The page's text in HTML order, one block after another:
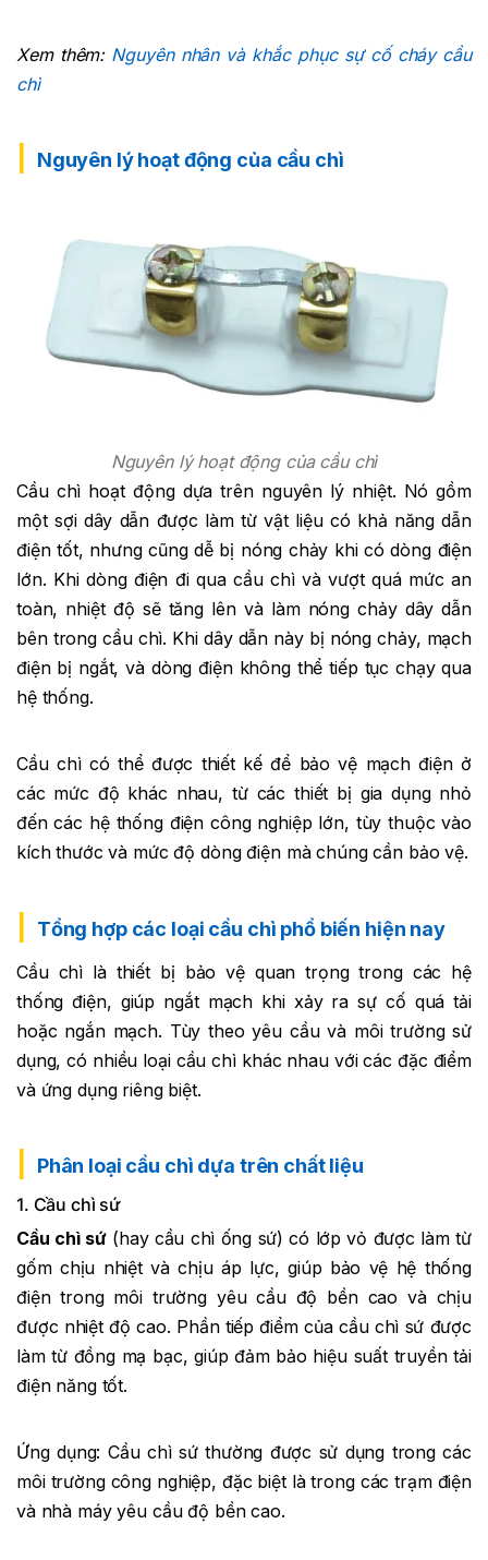
Xem thêm: Nguyên nhân và khắc phục sự cố cháy cầu
chì
Nguyên lý hoạt động của cầu chì
Nguyên lý hoạt động của cầu chì
Cầu chì hoạt động dựa trên nguyên lý nhiệt. Nó gồm
một sợi dây dẫn được làm từ vật liệu có khả năng dẫn
điện tốt, nhưng cũng dễ bị nóng chảy khi có dòng điện
lớn. Khi dòng điện đi qua cầu chì và vượt quá mức an
toàn, nhiệt độ sẽ tăng lên và làm nóng chảy dây dẫn
bên trong cầu chì. Khi dây dẫn này bị nóng chảy, mạch
điện bị ngắt, và dòng điện không thể tiếp tục chạy qua
hệ thống.
Cầu chì có thể được thiết kế để bảo vệ mạch điện ở
các mức độ khác nhau, từ các thiết bị gia dụng nhỏ
đến các hệ thống điện công nghiệp lớn, tùy thuộc vào
kích thước và mức độ dòng điện mà chúng cần bảo vệ.
Tổng hợp các loại cầu chì phổ biến hiện nay
Cầu chì là thiết bị bảo vệ quan trọng trong các hệ
thống điện, giúp ngắt mạch khi xảy ra sự cố quá tải
hoặc ngắn mạch. Tùy theo yêu cầu và môi trường sử
dụng, có nhiều loại cầu chì khác nhau với các đặc điểm
và ứng dụng riêng biệt.
Phân loại cầu chì dựa trên chất liệu
1. Cầu chì sứ
Cầu chì sứ(hay cầu chì ống sứ) có lớp vỏ được làm từ
gốm chịu nhiệt và chịu áp lực, giúp bảo vệ hệ thống
điện trong môi trường yêu cầu độ bền cao và chịu
được nhiệt độ cao. Phần tiếp điểm của cầu chì sứ được
làm từ đồng mạ bạc, giúp đảm bảo hiệu suất truyền tải
điện năng tốt.
Ứng dụng: Cầu chì sứ thường được sử dụng trong các
môi trường công nghiệp, đặc biệt là trong các trạm điện
và nhà máy yêu cầu độ bền cao.